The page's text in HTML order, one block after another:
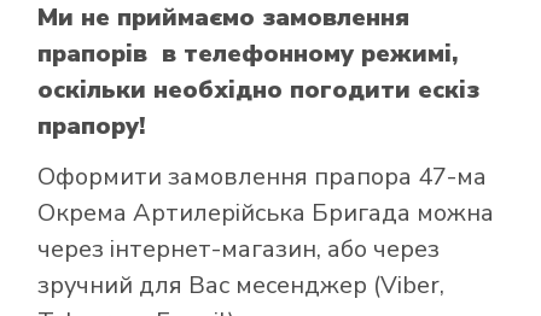
Ми не приймаємо замовлення
прапорів в телефонному режимі,
оскільки необхідно погодити ескіз
прапору!
Оформити замовлення прапора 47-ма
Окрема Артилерійська Бригада можна
через інтернет-магазин, або через
зручний для Вас месенджер (Viber,